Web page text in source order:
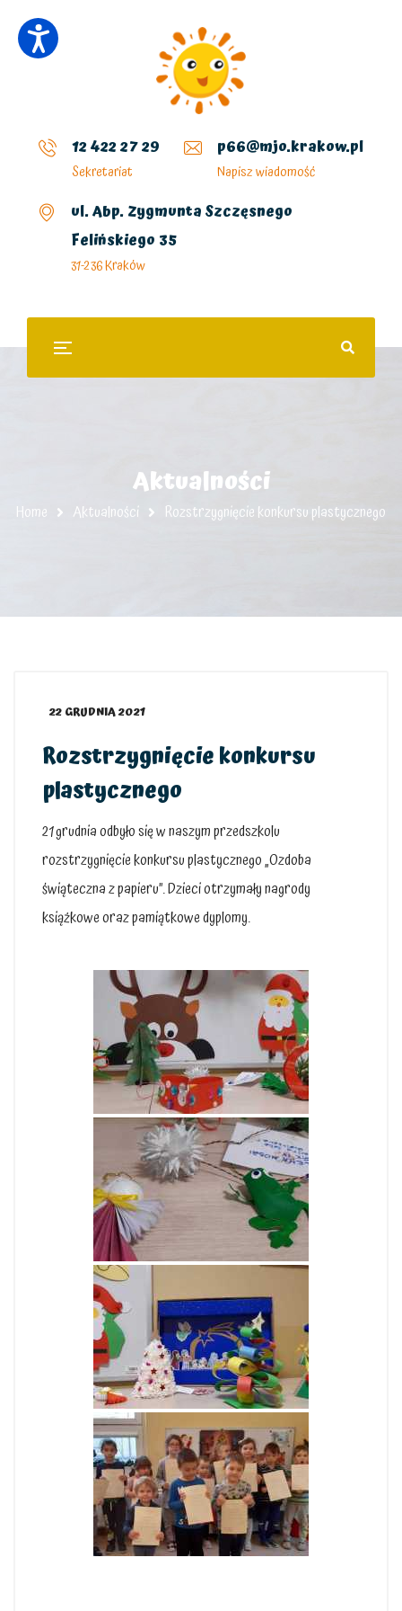
12 422 27 29
Sekretariat
p66@mjo.krakow.pl
Napisz wiadomość
ul. Abp. Zygmunta Szczęsnego
Felińskiego 35
31-236 Kraków
Aktualności
Home Aktualności Rozstrzygnięcie konkursu plastycznego
22 GRUDNIA 2021
Rozstrzygnięcie konkursu
plastycznego
21 grudnia odbyło się w naszym przedszkolu
rozstrzygnięcie konkursu plastycznego „Ozdoba
świąteczna z papieru”. Dzieci otrzymały nagrody
książkowe oraz pamiątkowe dyplomy.